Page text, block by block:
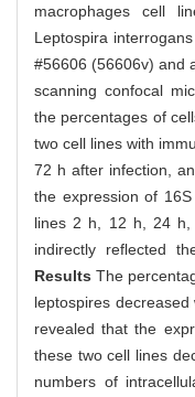
macrophages cell
Leptospira
#56606 (56606v) and
scanning confocal
the percentages of
two cell lines with
72 h after infection,
the expression of
lines 2 h, 12 h, 24
indirectly reflected
ResultsThe
leptospires
revealed that the
these two cell lines
numbers of